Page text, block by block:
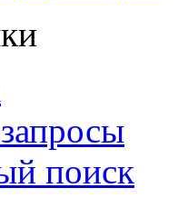
поиск